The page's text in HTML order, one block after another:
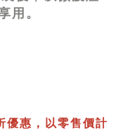
用。
優惠，以零售價計